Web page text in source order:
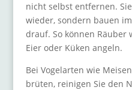
nicht selbst entfernen.
wieder, sondern bauen
drauf. So können
Eier oder Küken angeln.
Bei Vogelarten wie
brüten, reinigen Sie den